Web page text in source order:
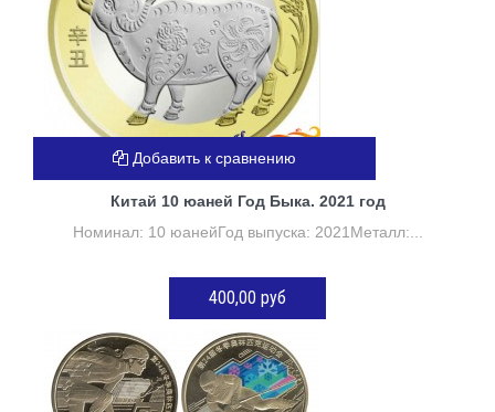
Китай 10 юаней Год Быка. 2021 год
Номинал: 10 юанейГод выпуска: 2021Металл:...
400,00 руб
ДОБАВИТЬ В КОРЗИНУ
Добавить к сравнению